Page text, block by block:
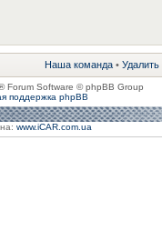
Наша команда •
Forum Software © phpBB Group
поддержка phpBB
на: www.iCAR.com.ua